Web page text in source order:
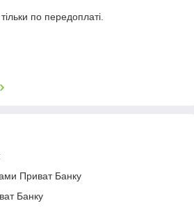
по передоплаті.
Приват Банку
Банку